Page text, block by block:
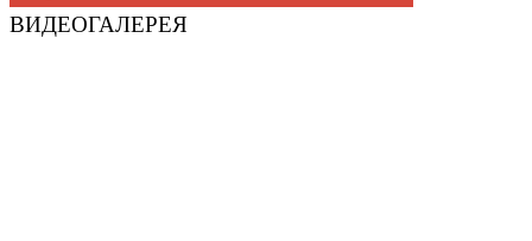
ВИДЕОГАЛЕРЕЯ